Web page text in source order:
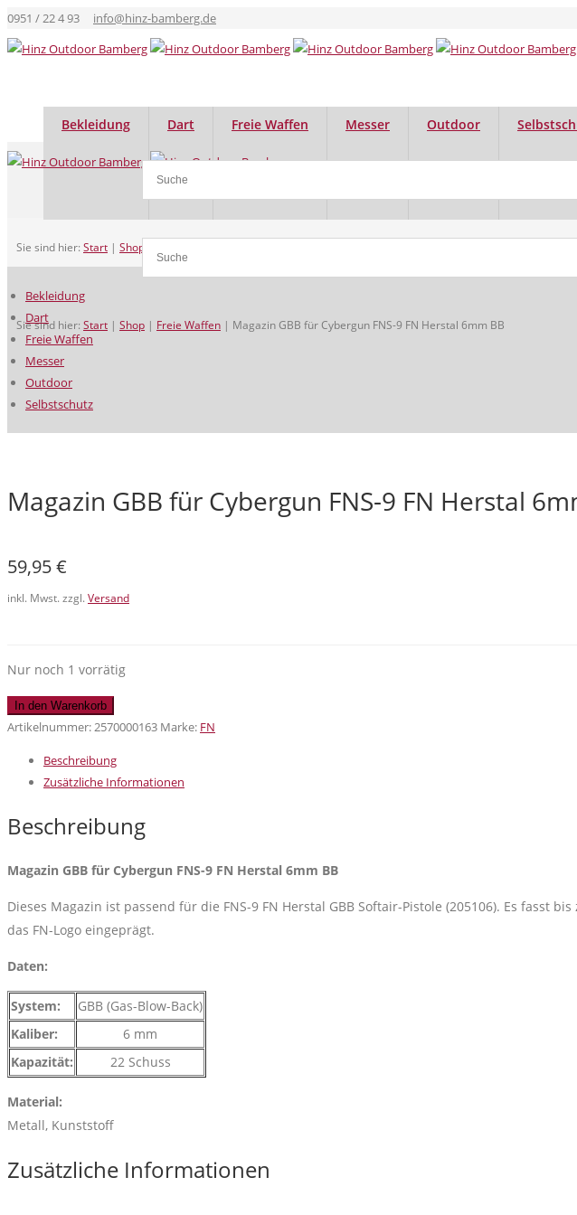
0951 / 22 4 93 info@hinz-bamberg.de
Bekleidung Dart Freie Waffen Messer Outdoor
Sie sind hier: Start | Shop | Freie Waffen | Magazin GBB für Cybergun FNS-9 FN Herstal 6mm BB
Sie sind hier: Start | Shop
Bekleidung
Dart
Freie Waffen
Messer
Outdoor
Selbstschutz
Magazin GBB für Cybergun FNS-9 FN Herstal
59,95€
inkl. Mwst. zzgl. Versand
Nur noch 1 vorrätig
Magazin
GBB
Cybergun
FN
6mm
BB
Menge
In den Warenkorb
Artikelnummer:2570000163 Marke: FN
Beschreibung
Zusätzliche Informationen
Beschreibung
Magazin GBB für Cybergun FNS-9 FN Herstal 6mm BB
Dieses Magazin ist passend für die FNS-9 FN Herstal GBB Softair-Pistole (205106). Es fasst
das FN-Logo eingeprägt.
Daten:
System:
GBB (Gas-Blow-Back)
Kaliber:
6 mm
Kapazität:
22 Schuss
Material:
Metall, Kunststoff
Zusätzliche Informationen